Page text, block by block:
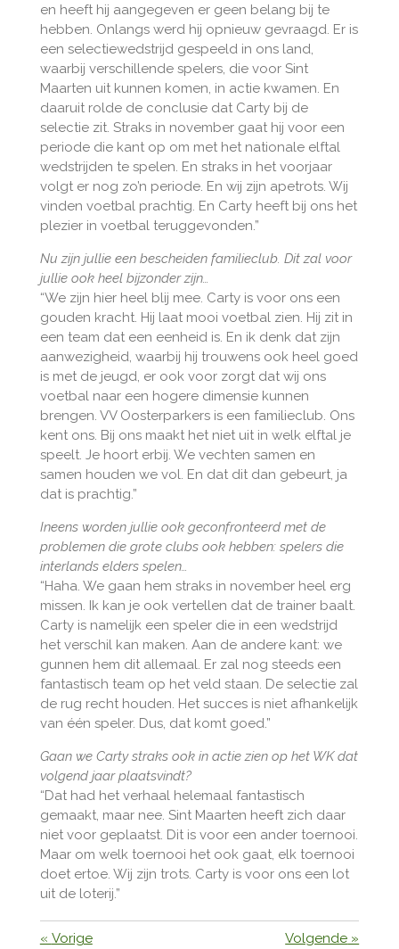
en heeft hij aangegeven er geen belang bij te
hebben. Onlangs werd hij opnieuw gevraagd. Er is
een selectiewedstrijd gespeeld in ons land,
waarbij verschillende spelers, die voor Sint
Maarten uit kunnen komen, in actie kwamen. En
daaruit rolde de conclusie dat Carty bij de
selectie zit. Straks in november gaat hij voor een
periode die kant op om met het nationale elftal
wedstrijden te spelen. En straks in het voorjaar
volgt er nog zo’n periode. En wij zijn apetrots. Wij
vinden voetbal prachtig. En Carty heeft bij ons het
plezier in voetbal teruggevonden.”
Nu zijn jullie een bescheiden familieclub. Dit zal voor
jullie ook heel bijzonder zijn…
“We zijn hier heel blij mee. Carty is voor ons een
gouden kracht. Hij laat mooi voetbal zien. Hij zit in
een team dat een eenheid is. En ik denk dat zijn
aanwezigheid, waarbij hij trouwens ook heel goed
is met de jeugd, er ook voor zorgt dat wij ons
voetbal naar een hogere dimensie kunnen
brengen. VV Oosterparkers is een familieclub. Ons
kent ons. Bij ons maakt het niet uit in welk elftal je
speelt. Je hoort erbij. We vechten samen en
samen houden we vol. En dat dit dan gebeurt, ja
dat is prachtig.”
Ineens worden jullie ook geconfronteerd met de
problemen die grote clubs ook hebben: spelers die
interlands elders spelen…
“Haha. We gaan hem straks in november heel erg
missen. Ik kan je ook vertellen dat de trainer baalt.
Carty is namelijk een speler die in een wedstrijd
het verschil kan maken. Aan de andere kant: we
gunnen hem dit allemaal. Er zal nog steeds een
fantastisch team op het veld staan. De selectie zal
de rug recht houden. Het succes is niet afhankelijk
van één speler. Dus, dat komt goed.”
Gaan we Carty straks ook in actie zien op het WK dat
volgend jaar plaatsvindt?
“Dat had het verhaal helemaal fantastisch
gemaakt, maar nee. Sint Maarten heeft zich daar
niet voor geplaatst. Dit is voor een ander toernooi.
Maar om welk toernooi het ook gaat, elk toernooi
doet ertoe. Wij zijn trots. Carty is voor ons een lot
uit de loterij.”
« Vorige Volgende »